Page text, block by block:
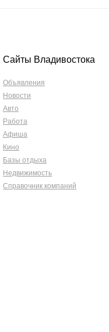
Сайты Владивостока
Объявления
Новости
Авто
Работа
Афиша
Кино
Базы отдыха
Недвижимость
Справочник компаний